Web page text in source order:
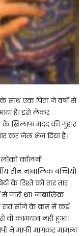
के साथ एक पिता ने वर्षों से
है। इसे लेकर
के खिलाफ मदद की गुहार
कर जेल भेज दिया है।
कॉलनी
तीन नाबालिक बच्चियों
के रिश्ते को तार तार
जारी था। नाबालिक
सोने के क्रम में कई
वो कामयाब नहीं हुआ।
ने माफी मांगकर मामला